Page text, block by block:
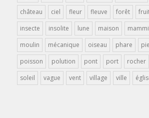
château
ciel fleur fleuve forêt
insecte
insolite lune maison
moulin
mécanique oiseau phare
poisson
polution pont port rocher
soleil
vague vent village ville